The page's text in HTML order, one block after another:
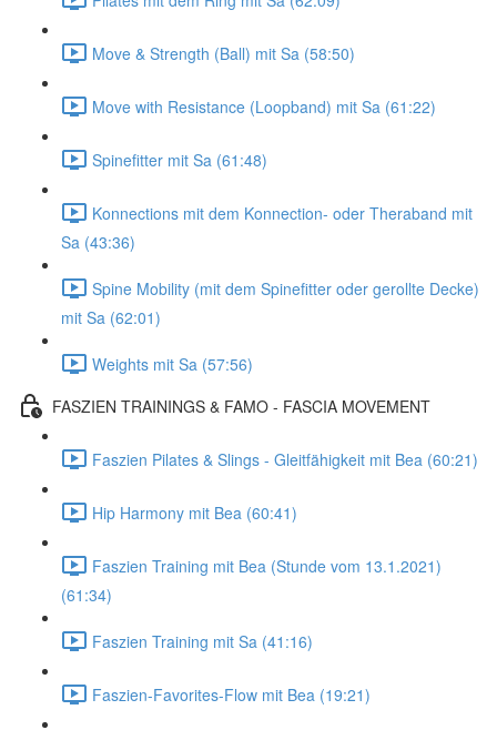
Move & Strength (Ball) mit Sa (58:50)
Move with Resistance (Loopband) mit Sa (61:22)
Spinefitter mit Sa (61:48)
Konnections mit dem Konnection- oder Theraband mit
Sa (43:36)
Spine Mobility (mit dem Spinefitter oder gerollte Decke)
mit Sa (62:01)
Weights mit Sa (57:56)
FASZIEN TRAININGS & FAMO - FASCIA MOVEMENT
Faszien Pilates & Slings - Gleitfähigkeit mit Bea (60:21)
Hip Harmony mit Bea (60:41)
Faszien Training mit Bea (Stunde vom 13.1.2021)
(61:34)
Faszien Training mit Sa (41:16)
Faszien-Favorites-Flow mit Bea (19:21)